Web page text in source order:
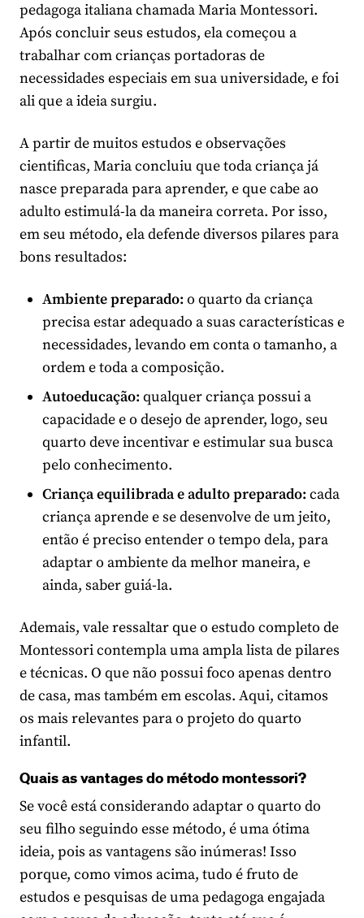
pedagoga italiana chamada Maria Montessori.
Após concluir seus estudos, ela começou a
trabalhar com crianças portadoras de
necessidades especiais em sua universidade, e foi
ali que a ideia surgiu.
A partir de muitos estudos e observações
cientificas, Maria concluiu que toda criança já
nasce preparada para aprender, e que cabe ao
adulto estimulá-la da maneira correta. Por isso,
em seu método, ela defende diversos pilares para
bons resultados:
Ambiente preparado: o quarto da criança
precisa estar adequado a suas características e
necessidades, levando em conta o tamanho, a
ordem e toda a composição.
Autoeducação: qualquer criança possui a
capacidade e o desejo de aprender, logo, seu
quarto deve incentivar e estimular sua busca
pelo conhecimento.
Criança equilibrada e adulto preparado: cada
criança aprende e se desenvolve de um jeito,
então é preciso entender o tempo dela, para
adaptar o ambiente da melhor maneira, e
ainda, saber guiá-la.
Ademais, vale ressaltar que o estudo completo de
Montessori contempla uma ampla lista de pilares
e técnicas. O que não possui foco apenas dentro
de casa, mas também em escolas. Aqui, citamos
os mais relevantes para o projeto do quarto
infantil.
Quais as vantages do método montessori?
Se você está considerando adaptar o quarto do
seu filho seguindo esse método, é uma ótima
ideia, pois as vantagens são inúmeras! Isso
porque, como vimos acima, tudo é fruto de
estudos e pesquisas de uma pedagoga engajada